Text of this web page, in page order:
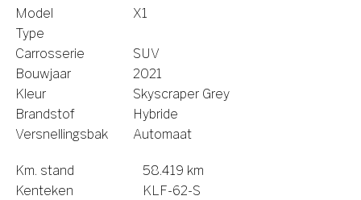
Model
X1
Type
Carrosserie
SUV
Bouwjaar
2021
Kleur
Skyscraper Grey
Brandstof
Hybride
Versnellingsbak
Automaat
Km. stand
58.419 km
Kenteken
KLF-62-S